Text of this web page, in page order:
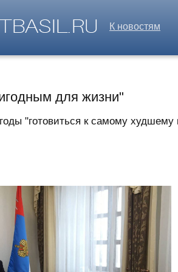
К новостям
для жизни"
"готовиться к самому худшему